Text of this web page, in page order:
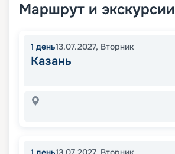
Маршрут и экскурсии
1 день13.07.2027, Вторник
Казань